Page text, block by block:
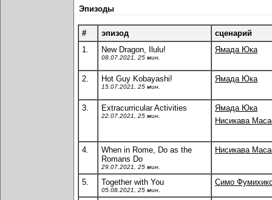
Эпизоды
# эпизод
сценарий
1.
New Dragon, Ilulu!
08.07.2021, 25 мин.
Ямада Юка
2. Hot Guy Kobayashi!
15.07.2021, 25 мин.
Ямада Юка
3. Extracurricular Activities
22.07.2021, 25 мин.
Ямада Юка
Нисикава
4.
When in Rome, Do as the
Romans Do
29.07.2021, 25 мин.
Нисикава
5. Together with You
05.08.2021, 25 мин.
Симо